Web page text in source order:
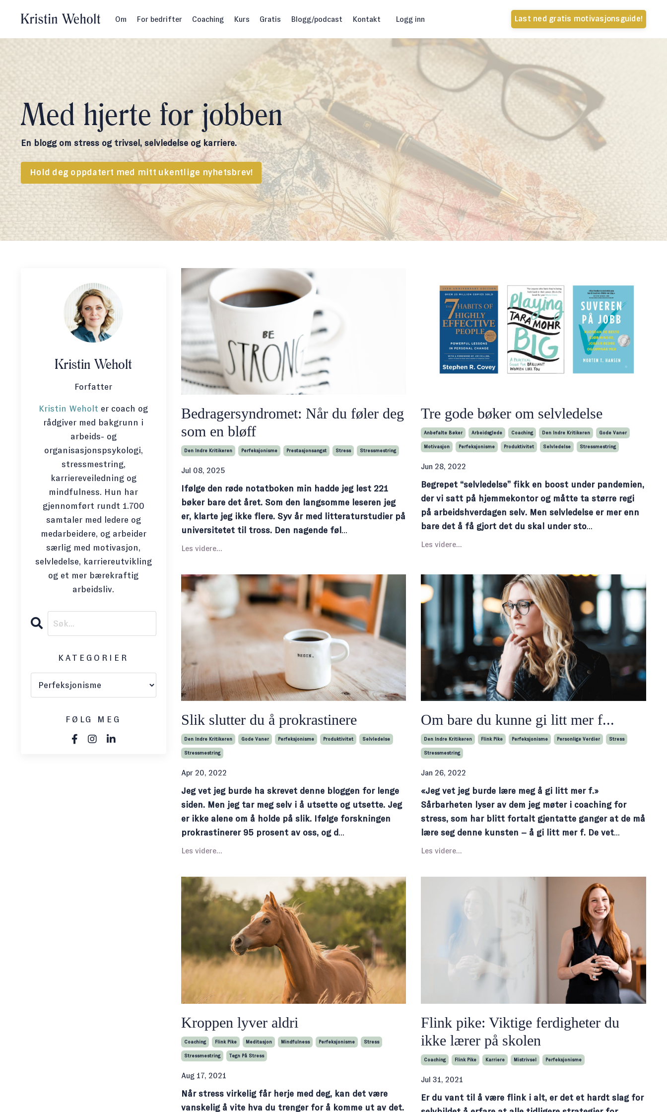
Om For bedrifter Coaching Kurs Gratis Blogg/podcast Kontakt Logg inn Last ned gratis motivasjonsguide!
Med hjerte for jobben
En blogg om stress og trivsel, selvledelse og karriere.
Hold deg oppdatert med mitt ukentlige nyhetsbrev!
Bedragersyndromet: Når du føler deg
som en bløff
Den Indre Kritikeren Perfeksjonisme Prestasjonsangst Stress Stressmestring
Jul 08, 2025
Ifølge den røde notatboken min hadde jeg lest 221
bøker bare det året. Som den langsomme leseren jeg
er, klarte jeg ikke flere. Syv år med litteraturstudier på
universitetet til tross. Den nagende føl ...
Les videre...
Tre gode bøker om selvledelse
Anbefalte Bøker Arbeidsglede Coaching Den Indre Kritikeren Gode Vaner
Motivasjon Perfeksjonisme Produktivitet Selvledelse Stressmestring
Jun 28, 2022
Begrepet “selvledelse” fikk en boost under pandemien,
der vi satt på hjemmekontor og måtte ta større regi
på arbeidshverdagen selv. Men selvledelse er mer enn
bare det å få gjort det du skal under sto...
Les videre...
Slik slutter du å prokrastinere
Den Indre Kritikeren Gode Vaner Perfeksjonisme Produktivitet Selvledelse
Stressmestring
Apr 20, 2022
Jeg vet jeg burde ha skrevet denne bloggen for lenge
siden. Men jeg tar meg selv i å utsette og utsette. Jeg
er ikke alene om å holde på slik. Ifølge forskningen
prokrastinerer 95 prosent av oss, og d ...
Les videre...
Om bare du kunne gi litt mer f...
Den Indre Kritikeren Flink Pike Perfeksjonisme Personlige Verdier Stress
Stressmestring
Jan 26, 2022
«Jeg vet jeg burde lære meg å gi litt mer f.»
Sårbarheten lyser av dem jeg møter i coaching for
stress, som har blitt fortalt gjentatte ganger at de må
lære seg denne kunsten – å gi litt mer f. De vet...
Les videre...
Kroppen lyver aldri
Coaching Flink Pike Meditasjon Mindfulness Perfeksjonisme Stress
Stressmestring Tegn På Stress
Aug 17, 2021
Når stress virkelig får herje med deg, kan det være
vanskelig å vite hva du trenger for å komme ut av det.
Flink pike: Viktige ferdigheter du
ikke lærer på skolen
Coaching Flink Pike Karriere Mistrivsel Perfeksjonisme
Jul 31, 2021
Er du vant til å være flink i alt, er det et hardt slag for
Kristin Weholt
Forfatter
Kristin Weholt er coach og
rådgiver med bakgrunn i
arbeids- og
organisasjonspsykologi,
stressmestring,
karriereveiledning og
mindfulness. Hun har
gjennomført rundt 1.700
samtaler med ledere og
medarbeidere, og arbeider
særlig med motivasjon,
selvledelse, karriereutvikling
og et mer bærekraftig
arbeidsliv.
KATEGORIER
FØLG MEG